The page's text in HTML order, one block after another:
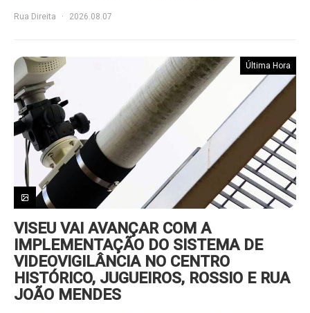
Rua Direita 2026.08.07
Última Hora
VISEU VAI AVANÇAR COM A
IMPLEMENTAÇÃO DO SISTEMA DE
VIDEOVIGILÂNCIA NO CENTRO
HISTÓRICO, JUGUEIROS, ROSSIO E RUA
JOÃO MENDES